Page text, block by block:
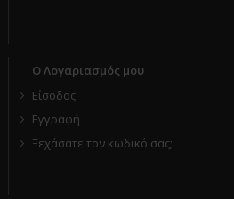
Ο Λογαριασμός μου
Είσοδος
Εγγραφή
Ξεχάσατε τον κωδικό σας;